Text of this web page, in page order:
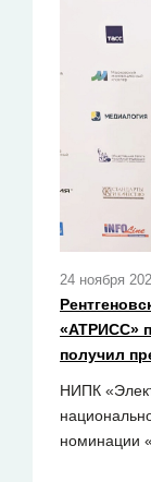
24 ноября
«АТРИСС»
получил
НИПК
номинации